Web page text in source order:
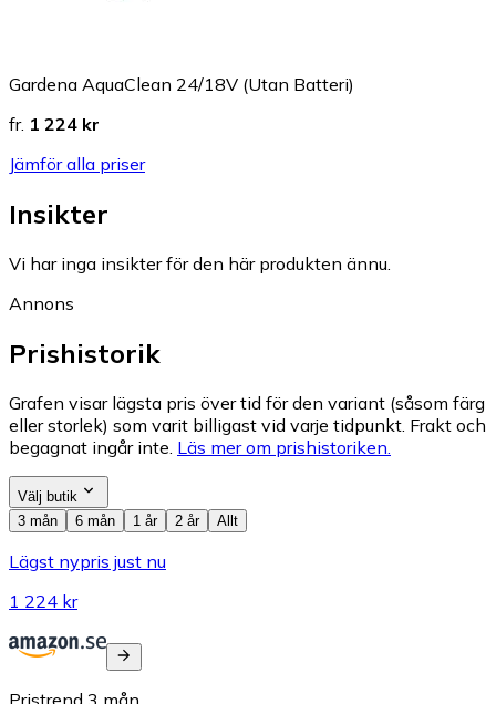
Gardena AquaClean 24/18V (Utan Batteri)
fr. 1 224 kr
Jämför alla priser
Insikter
Vi har inga insikter för den här produkten ännu.
Annons
Prishistorik
Grafen visar lägsta pris över tid för den variant (såsom färg
eller storlek) som varit billigast vid varje tidpunkt. Frakt och
begagnat ingår inte. Läs mer om prishistoriken.
Välj butik
3 mån
6 mån 1 år 2 år Allt
Lägst nypris just nu
1 224 kr
Pristrend 3 mån